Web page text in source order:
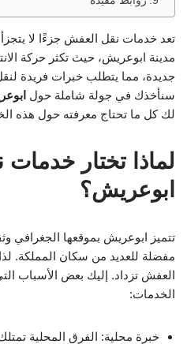
تعد خدمات نقل العفش جزءًا لا
مدينة ابوعريش، حيث تكثر حركة
جديدة، مما يتطلب خبرات فريدة
سنأخذك في جولة شاملة حول
لك كل ما تحتاج معرفته حول هذه
لماذا تختار
ابوعريش؟
تتميز ابوعريش بموقعها الجغرافي
مفضلة للعديد من سكان المملكة.
العفش تزداد. إليك بعض الأسباب
الخدمات:
خبرة محلية: الفرق المحلية